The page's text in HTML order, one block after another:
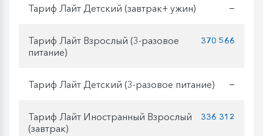
Тариф Лайт Детский (завтрак+ ужин) —
Тариф Лайт Взрослый (3-разовое
питание)
370 566
Тариф Лайт Детский (3-разовое питание) —
Тариф Лайт Иностранный Взрослый
(завтрак)
336 312